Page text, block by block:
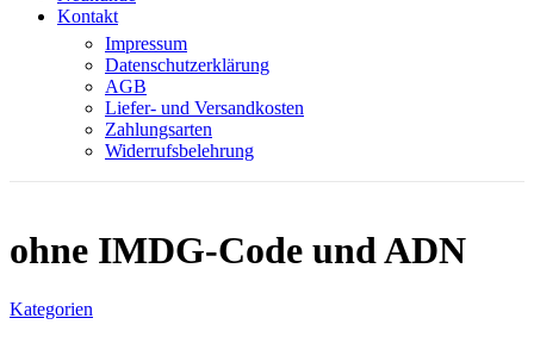
Kontakt
Impressum
Datenschutzerklärung
AGB
Liefer- und Versandkosten
Zahlungsarten
Widerrufsbelehrung
ohne IMDG-Code und ADN
Kategorien